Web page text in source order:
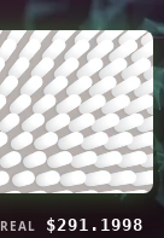
REAL $291.1998